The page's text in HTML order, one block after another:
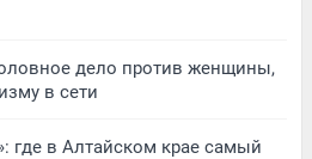
дело против женщины,
в сети
где в Алтайском крае самый